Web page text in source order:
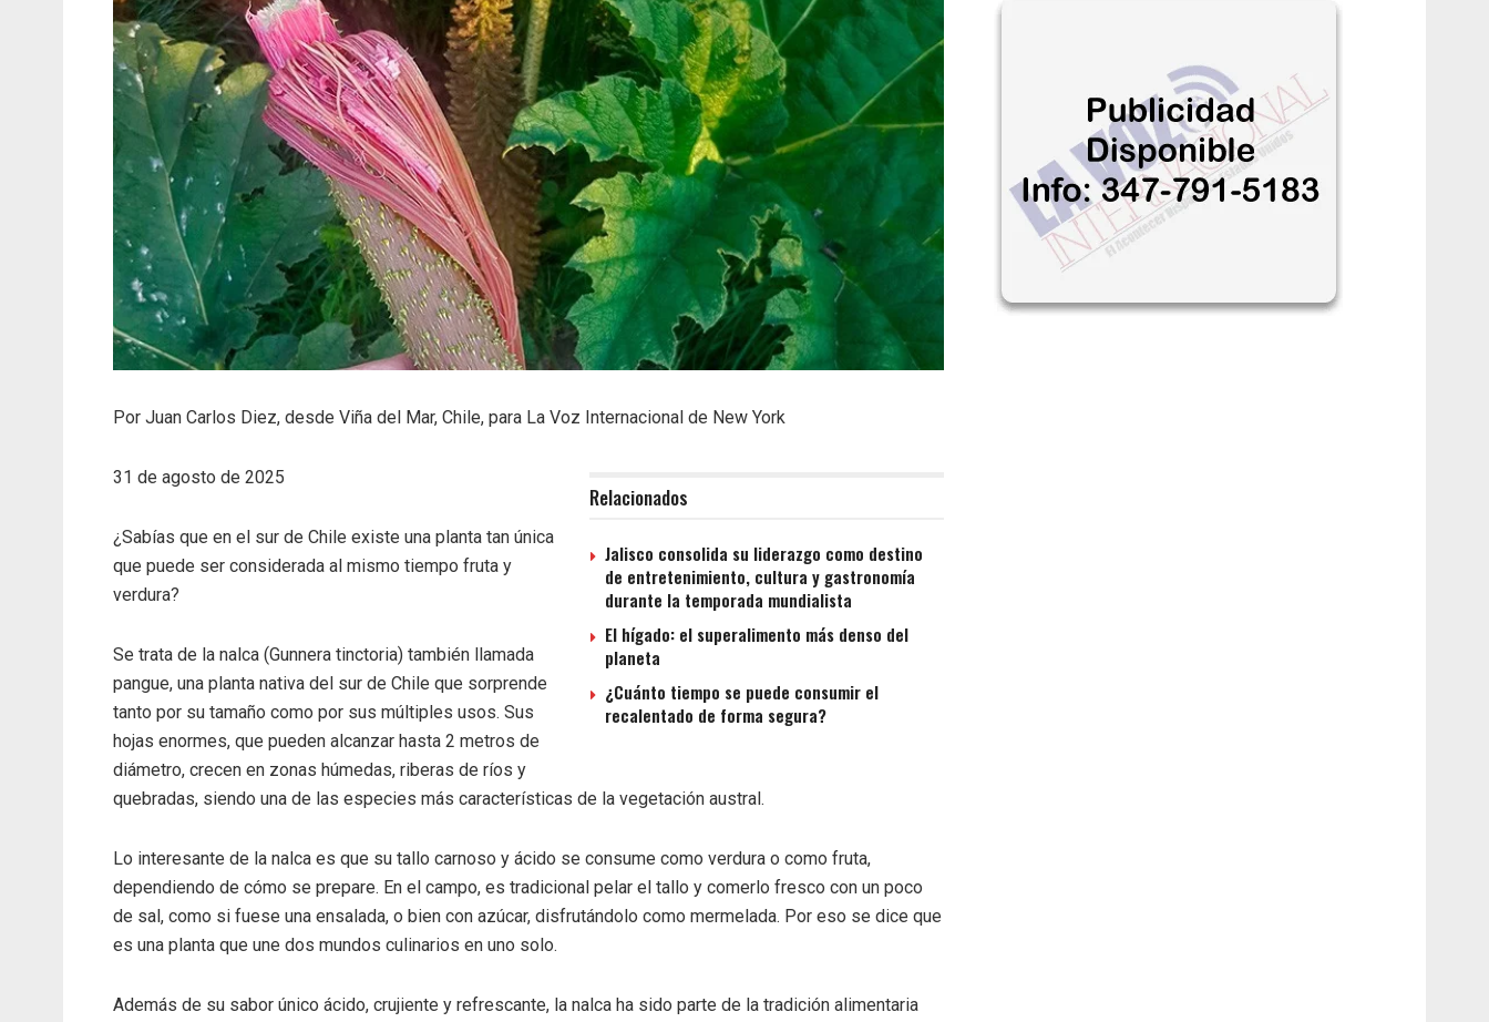
Por Juan Carlos Diez, desde Viña del Mar, Chile, para La Voz Internacional de New York
Relacionados
Jalisco consolida su liderazgo como destino
de entretenimiento, cultura y gastronomía
durante la temporada mundialista
El hígado: el superalimento más denso del
planeta
¿Cuánto tiempo se puede consumir el
recalentado de forma segura?
31 de agosto de 2025
¿Sabías que en el sur de Chile existe una planta tan única
que puede ser considerada al mismo tiempo fruta y
verdura?
Se trata de la nalca (Gunnera tinctoria) también llamada
pangue, una planta nativa del sur de Chile que sorprende
tanto por su tamaño como por sus múltiples usos. Sus
hojas enormes, que pueden alcanzar hasta 2 metros de
diámetro, crecen en zonas húmedas, riberas de ríos y
quebradas, siendo una de las especies más características de la vegetación austral.
Lo interesante de la nalca es que su tallo carnoso y ácido se consume como verdura o como fruta,
dependiendo de cómo se prepare. En el campo, es tradicional pelar el tallo y comerlo fresco con un poco
de sal, como si fuese una ensalada, o bien con azúcar, disfrutándolo como mermelada. Por eso se dice que
es una planta que une dos mundos culinarios en uno solo.
Además de su sabor único ácido, crujiente y refrescante, la nalca ha sido parte de la tradición alimentaria